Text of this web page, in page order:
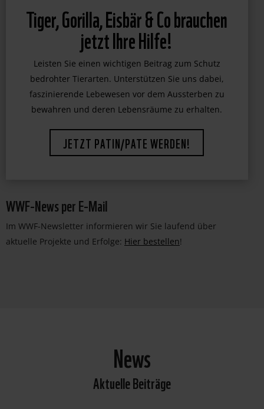
Tiger, Gorilla, Eisbär & Co brauchen
jetzt Ihre Hilfe!
Leisten Sie einen wichtigen Beitrag zum Schutz
bedrohter Tierarten. Unterstützen Sie uns dabei,
faszinierende Lebewesen vor dem Aussterben zu
bewahren und deren Lebensräume zu erhalten.
JETZT PATIN/PATE WERDEN!
WWF-News per E-Mail
Im WWF-Newsletter informieren wir Sie laufend über
aktuelle Projekte und Erfolge: Hier bestellen!
News
Aktuelle Beiträge